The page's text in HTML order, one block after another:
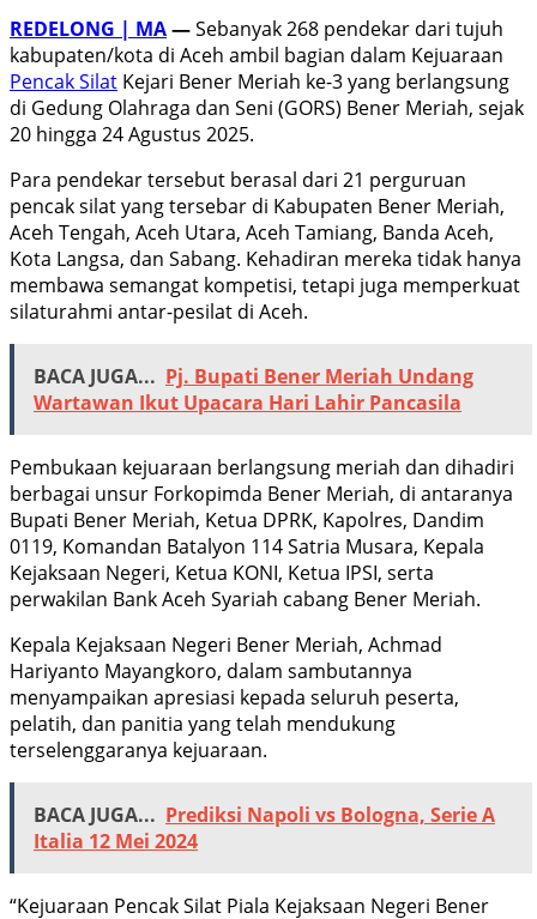
REDELONG | MA—Sebanyak 268 pendekar dari tujuh
kabupaten/kota di Aceh ambil bagian dalam Kejuaraan
Pencak Silat Kejari Bener Meriah ke-3 yang berlangsung
di Gedung Olahraga dan Seni (GORS) Bener Meriah, sejak
20 hingga 24 Agustus 2025.
Para pendekar tersebut berasal dari 21 perguruan
pencak silat yang tersebar di Kabupaten Bener Meriah,
Aceh Tengah, Aceh Utara, Aceh Tamiang, Banda Aceh,
Kota Langsa, dan Sabang. Kehadiran mereka tidak hanya
membawa semangat kompetisi, tetapi juga memperkuat
silaturahmi antar-pesilat di Aceh.
BACA JUGA... Pj. Bupati Bener Meriah Undang
Wartawan Ikut Upacara Hari Lahir Pancasila
Pembukaan kejuaraan berlangsung meriah dan dihadiri
berbagai unsur Forkopimda Bener Meriah, di antaranya
Bupati Bener Meriah, Ketua DPRK, Kapolres, Dandim
0119, Komandan Batalyon 114 Satria Musara, Kepala
Kejaksaan Negeri, Ketua KONI, Ketua IPSI, serta
perwakilan Bank Aceh Syariah cabang Bener Meriah.
Kepala Kejaksaan Negeri Bener Meriah, Achmad
Hariyanto Mayangkoro, dalam sambutannya
menyampaikan apresiasi kepada seluruh peserta,
pelatih, dan panitia yang telah mendukung
terselenggaranya kejuaraan.
BACA JUGA... Prediksi Napoli vs Bologna, Serie A
Italia 12 Mei 2024
“Kejuaraan Pencak Silat Piala Kejaksaan Negeri Bener